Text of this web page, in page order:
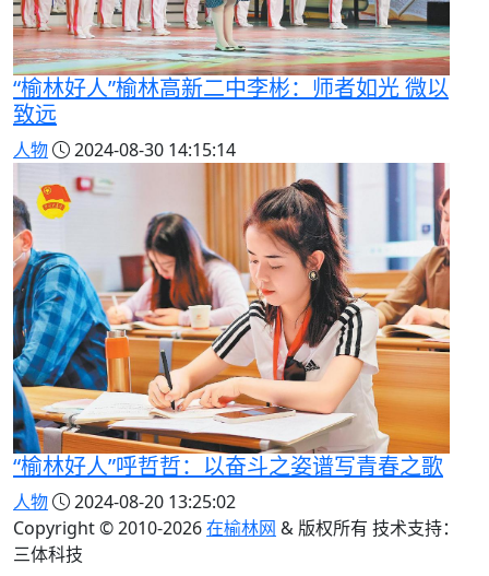
“榆林好人”榆林高新二中李彬：师者如光 微以
致远
人物 2024-08-30 14:15:14
“榆林好人”呼哲哲：以奋斗之姿谱写青春之歌
人物
2024-08-20 13:25:02
Copyright © 2010-2026在榆林网 & 版权所有 技术支持：
三体科技